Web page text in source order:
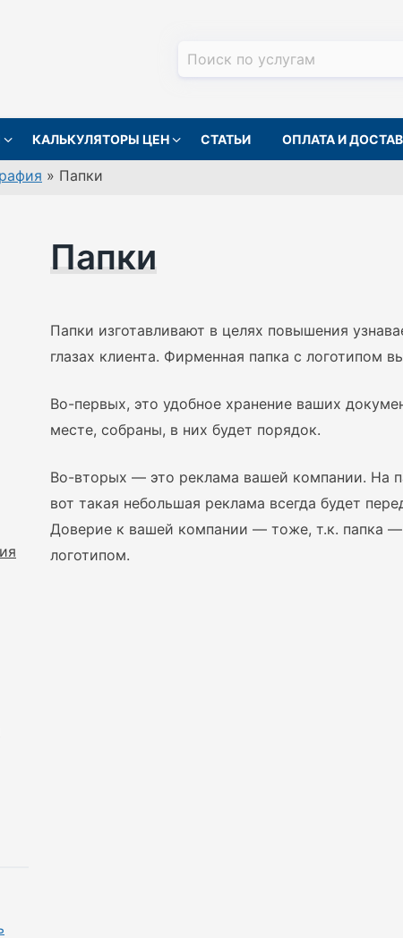
КАЛЬКУЛЯТОРЫ ЦЕН СТАТЬИ ОПЛАТА И
» Папки
Папки
Папки изготавливают в целях повышения
глазах клиента. Фирменная папка с логотипом
Во-первых, это удобное хранение ваших
месте, собраны, в них будет порядок.
Во-вторых — это реклама вашей компании. На
вот такая небольшая реклама всегда будет
Доверие к вашей компании — тоже, т.к. папка —
логотипом.